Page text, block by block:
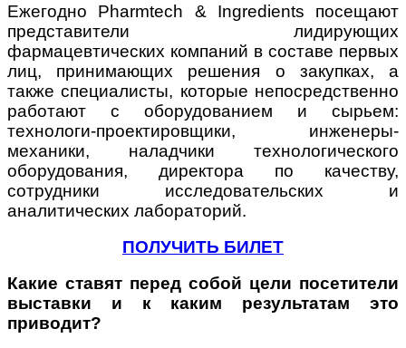
Ежегодно Pharmtech & Ingredients посещают
представители лидирующих
фармацевтических компаний в составе первых
лиц, принимающих решения о закупках, а
также специалисты, которые непосредственно
работают с оборудованием и сырьем:
технологи-проектировщики, инженеры-
механики, наладчики технологического
оборудования, директора по качеству,
сотрудники исследовательских и
аналитических лабораторий.
ПОЛУЧИТЬ БИЛЕТ
Какие ставят перед собой цели посетители
выставки и к каким результатам это
приводит?